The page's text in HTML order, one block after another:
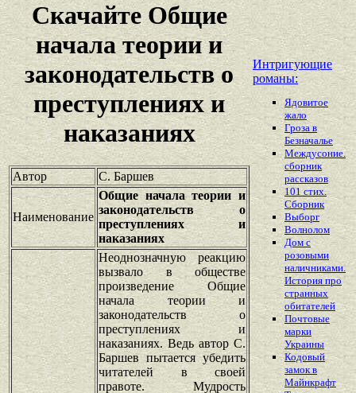
Скачайте Общие
начала теории и
законодательств о
преступлениях и
наказаниях
Автор С. Баршев
Наименование
Общие начала теории и
законодательств о
преступлениях и
наказаниях
Неоднозначную реакцию
вызвало в обществе
произведение Общие
начала теории и
законодательств о
преступлениях и
наказаниях. Ведь автор С.
Баршев пытается убедить
читателей в своей
правоте. Мудрость
Интригующие
романы:
Ядовитое
жало
Гроза в
Безначалье
Междусоние.
сборник
рассказов
101 стих.
Сборник
Выборг
Волнолом
Дом с
розовыми
наличниками.
История про
странных
обитателей
Почтовые
марки
Украины
Кодовый
замок в
Майнкрафт